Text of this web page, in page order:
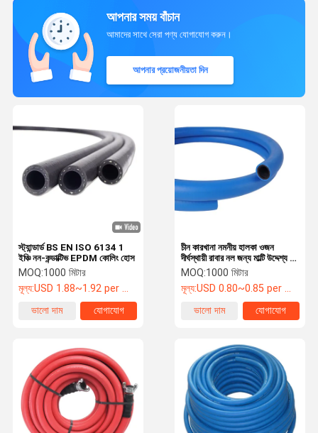
আপনার সময় বাঁচান
আমাদের সাথে সেরা পণ্য যোগাযোগ করুন।
আপনার প্রয়োজনীয়তা দিন
চীন কারখানা নমনীয় হালকা ওজন
দীর্ঘস্থায়ী রাবার নল জন্য মাল্টি উদ্দেশ্য নল
জন্য বায়ু, তেল, জল
MOQ:1000 মিটার
মূল্য:USD 0.80~0.85 per meter
ভালো দাম
যোগাযোগ
স্ট্যান্ডার্ড BS EN ISO 6134 1
ইঞ্চি নন-কন্ডাক্টিভ EPDM কোলিং হোস
MOQ:1000 মিটার
মূল্য:USD 1.88~1.92 per meter
ভালো দাম
যোগাযোগ